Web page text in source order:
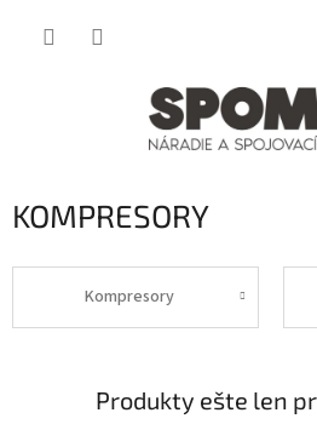
KOMPRESORY
Kompresory
Produkty ešte len